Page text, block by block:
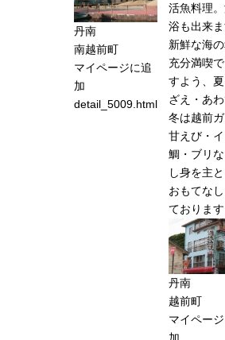
丹南
南越前町
マイページに追
加
detail_5009.html
活魚料理
浴も出来
新鮮な海
充分満喫
すよう、
ざえ・あ
冬は越前
甘えび・
鯛・ブリ
し身を主
おもてな
ておりま
丹南
越前町
マイペー
加